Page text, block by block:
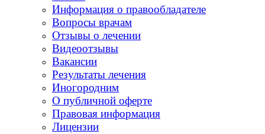
Информация о правообладателе
Вопросы врачам
Отзывы о лечении
Видеоотзывы
Вакансии
Результаты лечения
Иногородним
О публичной оферте
Правовая информация
Лицензии